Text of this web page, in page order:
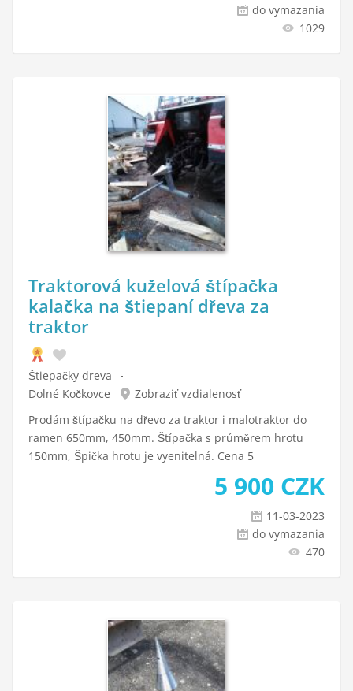
do vymazania
1029
Traktorová kuželová štípačka
kalačka na štiepaní dřeva za
traktor
Štiepačky dreva
Dolné Kočkovce
Zobraziť vzdialenosť
Prodám štípačku na dřevo za traktor i malotraktor do
ramen 650mm, 450mm. Štípačka s prúměrem hrotu
150mm, Špička hrotu je vyenitelná. Cena 5
5 900 CZK
11-03-2023
do vymazania
470